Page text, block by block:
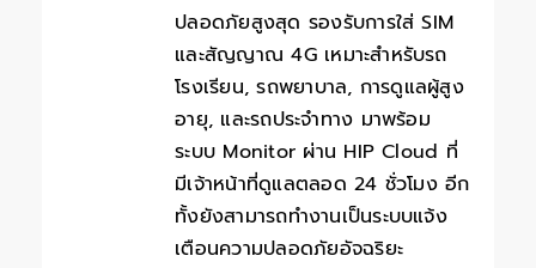
ปลอดภัยสูงสุด รองรับการใส่ SIM
และสัญญาณ 4G เหมาะสำหรับรถ
โรงเรียน, รถพยาบาล, การดูแลผู้สูง
อายุ, และรถประจำทาง มาพร้อม
ระบบ Monitor ผ่าน HIP Cloud ที่
มีเจ้าหน้าที่ดูแลตลอด 24 ชั่วโมง อีก
ทั้งยังสามารถทำงานเป็นระบบแจ้ง
เตือนความปลอดภัยอัจฉริยะ